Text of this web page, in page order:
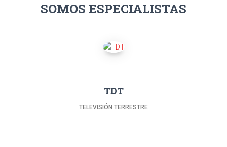
SOMOS ESPECIALISTAS
TDT
TELEVISIÓN TERRESTRE